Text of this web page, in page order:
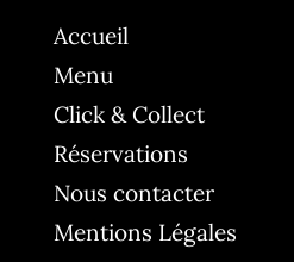
Accueil
Menu
Click & Collect
Réservations
Nous contacter
Mentions Légales